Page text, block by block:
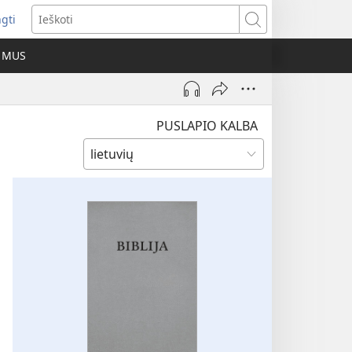
Ieškoti
PUSLAPIO KALBA